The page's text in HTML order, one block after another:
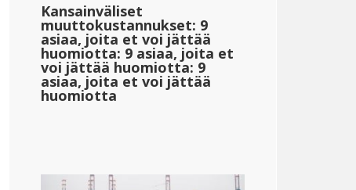
Kansainväliset
muuttokustannukset: 9
asiaa, joita et voi jättää
huomiotta: 9 asiaa, joita et
voi jättää huomiotta: 9
asiaa, joita et voi jättää
huomiotta